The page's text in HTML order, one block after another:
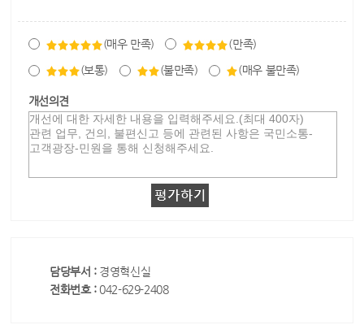
(매우 만족) (만족)
(보통) (불만족) (매우 불만족)
개선의견
담당부서 : 경영혁신실
전화번호 : 042-629-2408